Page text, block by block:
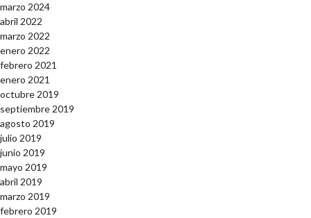
marzo 2024
abril 2022
marzo 2022
enero 2022
febrero 2021
enero 2021
octubre 2019
septiembre 2019
agosto 2019
julio 2019
junio 2019
mayo 2019
abril 2019
marzo 2019
febrero 2019